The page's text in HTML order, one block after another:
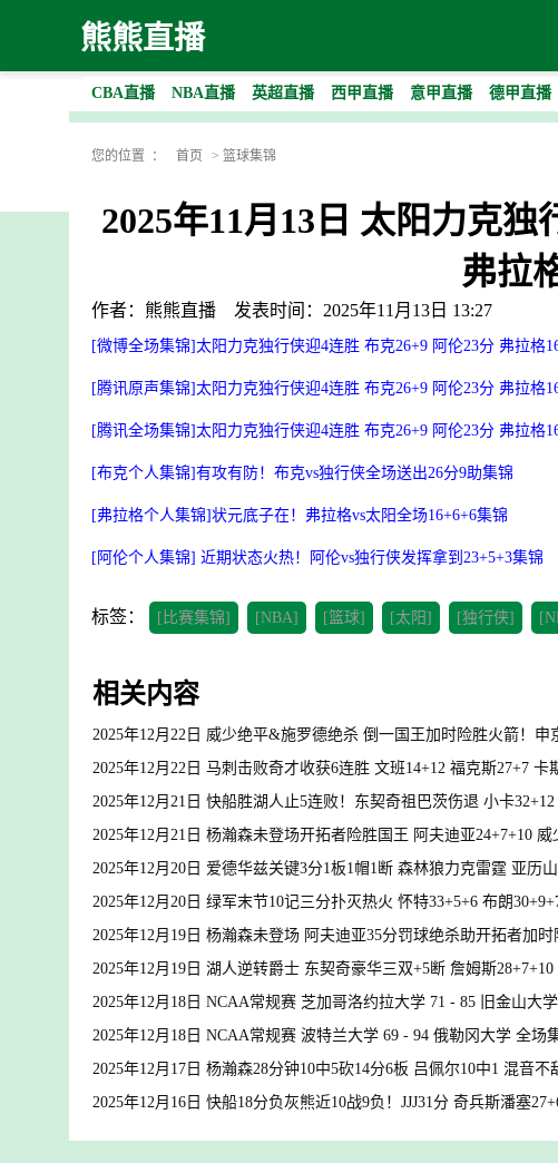
熊熊直播
CBA直播 NBA直播 英超直播 西甲直播 意甲直播 德甲直播
您的位置 ： 首页 > 篮球集锦
2025年11月13日 太阳力克
弗拉
作者：熊熊直播 发表时间：2025年11月13日 13:27
[微博全场集锦]太阳力克独行侠迎4连胜 布克26+9 阿伦23分 弗拉格
[腾讯原声集锦]太阳力克独行侠迎4连胜 布克26+9 阿伦23分 弗拉格
[腾讯全场集锦]太阳力克独行侠迎4连胜 布克26+9 阿伦23分 弗拉格
[布克个人集锦]有攻有防！布克vs独行侠全场送出26分9助集锦
[弗拉格个人集锦]状元底子在！弗拉格vs太阳全场16+6+6集锦
[阿伦个人集锦] 近期状态火热！阿伦vs独行侠发挥拿到23+5+3集锦
标签： [比赛集锦] [NBA] [篮球] [太阳] [独行侠]
相关内容
2025年12月22日 威少绝平&施罗德绝杀 倒一国王加时险胜火箭！申
2025年12月22日 马刺击败奇才收获6连胜 文班14+12 福克斯27+7 卡
2025年12月21日 快船胜湖人止5连败！东契奇祖巴茨伤退 小卡
2025年12月21日 杨瀚森未登场开拓者险胜国王 阿夫迪亚24+7+10 威
2025年12月20日 爱德华兹关键3分1板1帽1断 森林狼力克雷霆 亚历
2025年12月20日 绿军末节10记三分扑灭热火 怀特33+5+6 布朗
2025年12月19日 杨瀚森未登场 阿夫迪亚35分罚球绝杀助开拓者加时
2025年12月19日 湖人逆转爵士 东契奇豪华三双+5断 詹姆斯28+7+10
2025年12月18日 NCAA常规赛 芝加哥洛约拉大学 71 - 85 旧金山大
2025年12月18日 NCAA常规赛 波特兰大学 69 - 94 俄勒冈大学 全场
2025年12月17日 杨瀚森28分钟10中5砍14分6板 吕佩尔10中1 混音不
2025年12月16日 快船18分负灰熊近10战9负！JJJ31分 奇兵斯潘塞